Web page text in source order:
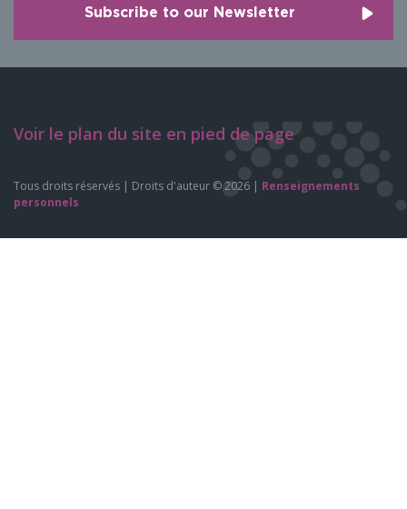
Voir le plan du site en pied de page
Tous droits réservés | Droits d'auteur © 2026 | Renseignements
personnels